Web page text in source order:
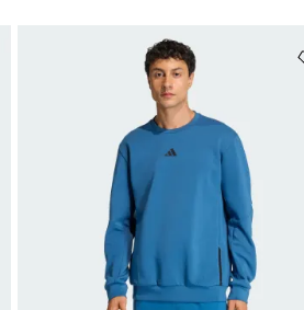
Añadir a la lista de deseos